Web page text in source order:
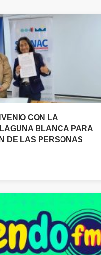
CON LA
BLANCA PARA
DE LAS PERSONAS